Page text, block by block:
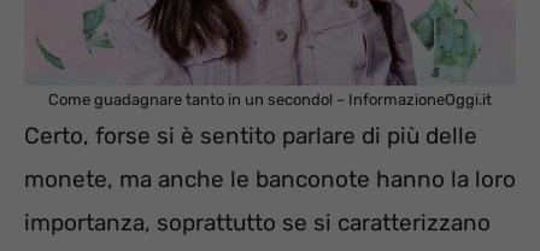
Come guadagnare tanto in un secondo! – InformazioneOggi.it
Certo, forse si è sentito parlare di più delle
monete, ma anche le banconote hanno la loro
importanza, soprattutto se si caratterizzano